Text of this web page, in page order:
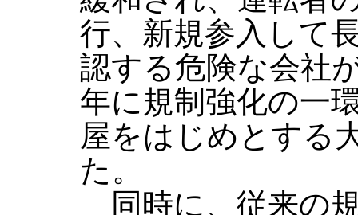
行、新規参入して
認する危険な会社
年に規制強化の一
屋をはじめとする
た。
同時に、従来の